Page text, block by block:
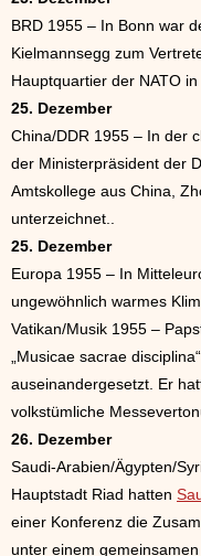
BRD 1955 – In Bonn war
Kielmannsegg zum
Hauptquartier der NATO
25. Dezember
China/DDR 1955 – In der
der Ministerpräsident der
Amtskollege aus China,
unterzeichnet..
25. Dezember
Europa 1955 – In
ungewöhnlich warmes
Vatikan/Musik 1955 –
„Musicae sacrae
auseinandergesetzt. Er
volkstümliche
26. Dezember
Saudi-Arabien/Ägypten/
Hauptstadt Riad hatten
einer Konferenz die
unter einem